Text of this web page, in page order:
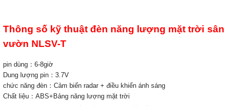
Thông số kỹ thuật đèn năng lượng mặt trời sân
vườn NLSV-T
pin dùng：6-8giờ
Dung lượng pin：3.7V
chức năng đèn：Cảm biến radar + điều khiển ánh sáng
Chất liệu：ABS+Bảng năng lượng mặt trời